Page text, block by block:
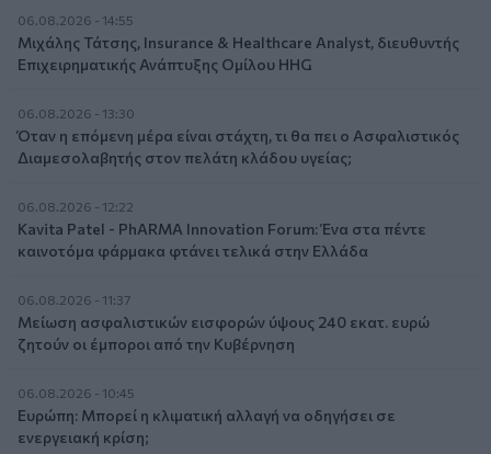
06.08.2026 - 14:55
Μιχάλης Τάτσης, Insurance & Healthcare Analyst, διευθυντής
Επιχειρηματικής Ανάπτυξης Ομίλου HHG
06.08.2026 - 13:30
Όταν η επόμενη μέρα είναι στάχτη, τι θα πει ο Ασφαλιστικός
Διαμεσολαβητής στον πελάτη κλάδου υγείας;
06.08.2026 - 12:22
Kavita Patel - PhARMA Innovation Forum: Ένα στα πέντε
καινοτόμα φάρμακα φτάνει τελικά στην Ελλάδα
06.08.2026 - 11:37
Μείωση ασφαλιστικών εισφορών ύψους 240 εκατ. ευρώ
ζητούν οι έμποροι από την Κυβέρνηση
06.08.2026 - 10:45
Ευρώπη: Μπορεί η κλιματική αλλαγή να οδηγήσει σε
ενεργειακή κρίση;